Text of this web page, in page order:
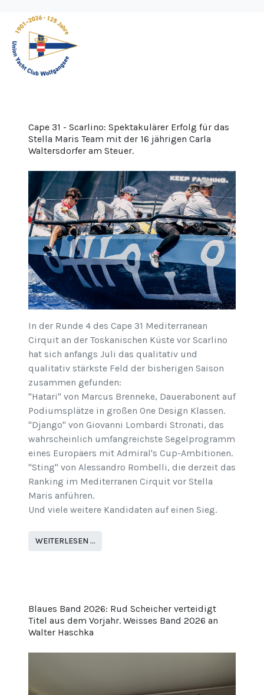
Cape 31 - Scarlino: Spektakulärer Erfolg für das
Stella Maris Team mit der 16 jährigen Carla
Waltersdorfer am Steuer.
In der Runde 4 des Cape 31 Mediterranean
Cirquit an der Toskanischen Küste vor Scarlino
hat sich anfangs Juli das qualitativ und
qualitativ stärkste Feld der bisherigen Saison
zusammen gefunden:
"Hatari" von Marcus Brenneke, Dauerabonent auf
Podiumsplätze in großen One Design Klassen.
"Django" von Giovanni Lombardi Stronati, das
wahrscheinlich umfangreichste Segelprogramm
eines Europäers mit Admiral's Cup-Ambitionen.
"Sting" von Alessandro Rombelli, die derzeit das
Ranking im Mediterranen Cirquit vor Stella
Maris anführen.
Und viele weitere Kandidaten auf einen Sieg.
WEITERLESEN …
Blaues Band 2026: Rud Scheicher verteidigt
Titel aus dem Vorjahr. Weisses Band 2026 an
Walter Haschka